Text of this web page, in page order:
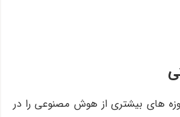
های بیشتری از هوش مصنوعی را در